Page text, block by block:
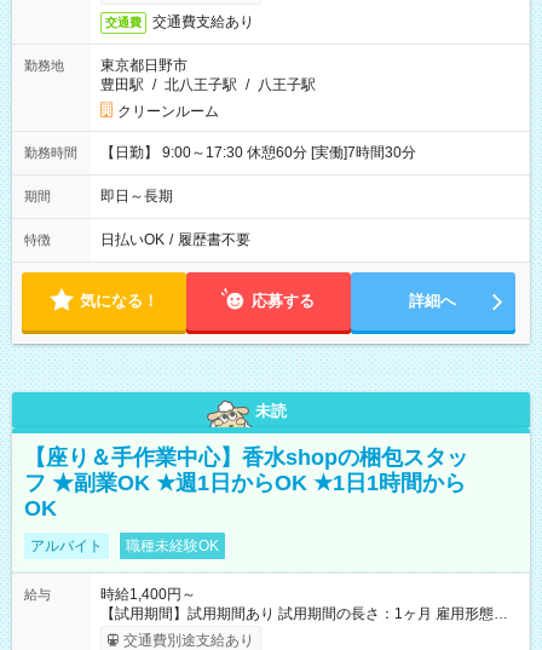
交通費 交通費支給あり
勤務地
東京都日野市
豊田駅 / 北八王子駅 / 八王子駅
クリーンルーム
勤務時間 【日勤】 9:00～17:30 休憩60分 [実働]7時間30分
期間 即日～長期
特徴 日払いOK / 履歴書不要
気になる！ 応募する 詳細へ
未読
【座り＆手作業中心】香水shopの梱包スタッ
フ ★副業OK ★週1日からOK ★1日1時間から
OK
アルバイト 職種未経験OK
給与
時給1,400円～
【試用期間】試用期間あり 試用期間の長さ：1ヶ月 雇用形態、
給与は本採用時と同じです。
交通費別途支給あり